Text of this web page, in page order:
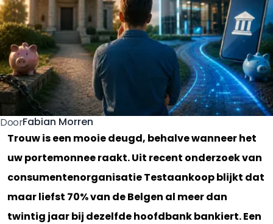
DoorFabian Morren
Trouw is een mooie deugd, behalve wanneer het
uw portemonnee raakt. Uit recent onderzoek van
consumentenorganisatie Testaankoop blijkt dat
maar liefst 70% van de Belgen al meer dan
twintig jaar bij dezelfde hoofdbank bankiert. Een